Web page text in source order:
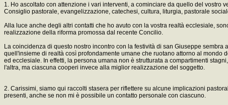
1. Ho ascoltato con attenzione i vari interventi, a cominciare da quello del
Consiglio pastorale, evangelizzazione, catechesi, cultura, liturgia, pastorale
Alla luce anche degli altri contatti che ho avuto con la vostra realtà ecclesiale,
realizzazione della riforma promossa dal recente Concilio.
La coincidenza di questo nostro incontro con la festività di san Giuseppe
quell'insieme di realtà così profondamente umane che ruotano attorno al
ed ecclesiale. In effetti, la persona umana non è strutturata a compartimenti
l'altra, ma ciascuna cooperi invece alla miglior realizzazione del soggetto.
2. Carissimi, siamo qui raccolti stasera per riflettere su alcune implicazioni
presenti, anche se non mi è possibile un contatto personale con ciascuno.